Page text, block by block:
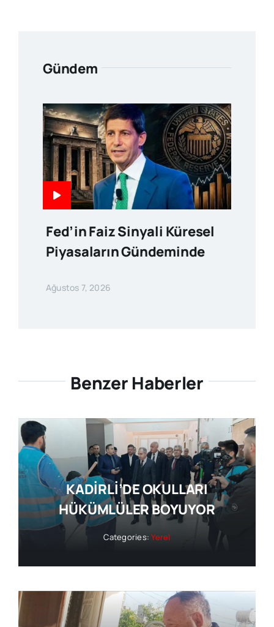
Gündem
Fed’in Faiz Sinyali Küresel
Piyasaların Gündeminde
Ağustos 7, 2026
Benzer Haberler
KADİRLİ’DE OKULLARI
HÜKÜMLÜLER BOYUYOR
Categories:Yerel